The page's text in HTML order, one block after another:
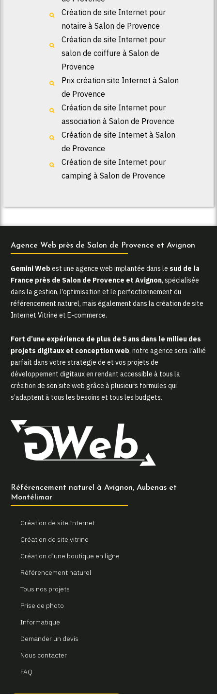
Création de site Internet pour
notaire à Salon de Provence
Création de site Internet pour
salon de coiffure à Salon de
Provence
Prix création site Internet à Salon
de Provence
Création de site Internet pour
association à Salon de Provence
Création de site Internet à Salon
de Provence
Création de site Internet pour
camping à Salon de Provence
Agence Web près de Salon de Provence et Avignon
Gemini Web est une agence web implantée dans le sud de la
France près de Salon de Provence et Avignon, spécialisée
dans la gestion, l’optimisation et le perfectionnement du
référencement naturel, mais également dans la création de site
Internet Vitrine et E-commerce.
Fort d’une expérience de plus de 5 ans dans le milieu des
projets digitaux et conception web, notre agence sera l’allié
parfait dans votre stratégie de et vos projets de
développement digitaux en rendant accessible à tous la
création de son site web grâce à plusieurs formules qui
s’adaptent à tous les besoins et tous les budgets.
Référencement naturel à Avignon, Aubenas et
Montélimar
Création de site Internet
Création de site vitrine
Création d’une boutique en ligne
Référencement naturel
Tous nos projets
Prise de photo
Informatique
Demander un devis
Nous contacter
FAQ